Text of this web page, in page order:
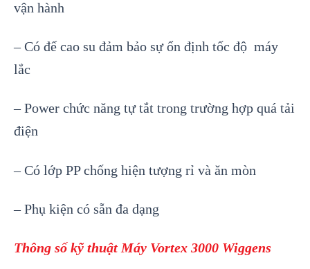
vận hành
– Có đế cao su đảm bảo sự ổn định tốc độ máy
lắc
– Power chức năng tự tắt trong trường hợp quá tải
điện
– Có lớp PP chống hiện tượng rỉ và ăn mòn
– Phụ kiện có sẵn đa dạng
Thông số kỹ thuật Máy Vortex 3000 Wiggens